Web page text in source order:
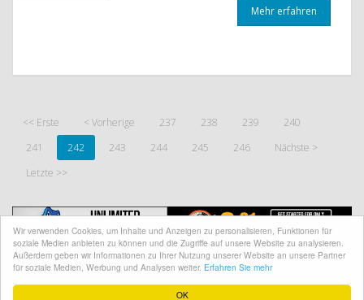
OK
Wir verwenden Cookies, um Inhalte und Anzeigen zu personalisieren, Funktionen für
soziale Medien anbieten zu können und die Zugriffe auf unsere Website zu analysieren.
Außerdem geben wir Informationen zu Ihrer Nutzung unserer Website an unsere Partner
für soziale Medien, Werbung und Analysen weiter. Erfahren Sie mehr
Mehr erfahren
<< Erste < Vorherige 237 238 239
240
241
242 243 244 245 246
Nächste >
Letzte >>
@ CopyRight 2018 Site Worth